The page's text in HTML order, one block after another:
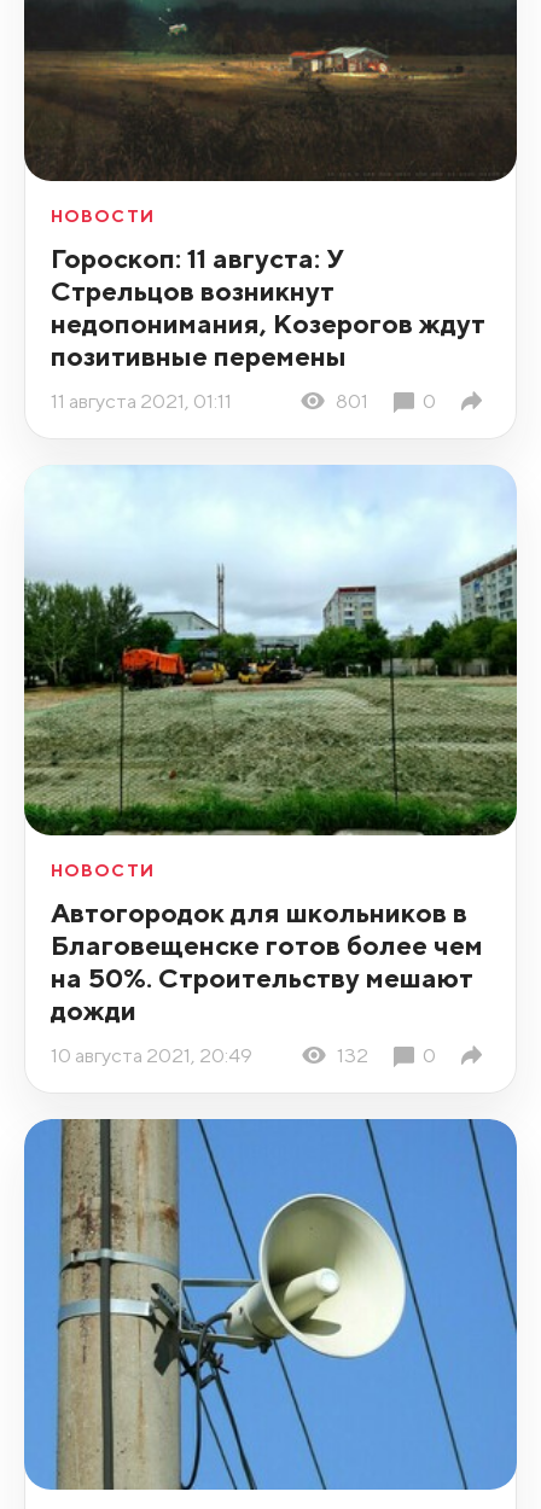
НОВОСТИ
Гороскоп: 11 августа: У
Стрельцов возникнут
недопонимания, Козерогов ждут
позитивные перемены
11 августа 2021, 01:11 801 0
НОВОСТИ
Автогородок для школьников в
Благовещенске готов более чем
на 50%. Строительству мешают
дожди
10 августа 2021, 20:49 132 0